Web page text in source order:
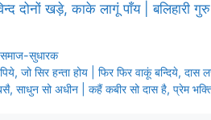
दोनों खड़े, काके लागूं पाँय | बलिहारी गुरु
समाज-सुधारक
जो सिर हन्ता होय | फिर फिर वाकूं बन्दिये, दास
साधुन सो अधीन | कहैं कबीर सो दास है, प्रेम